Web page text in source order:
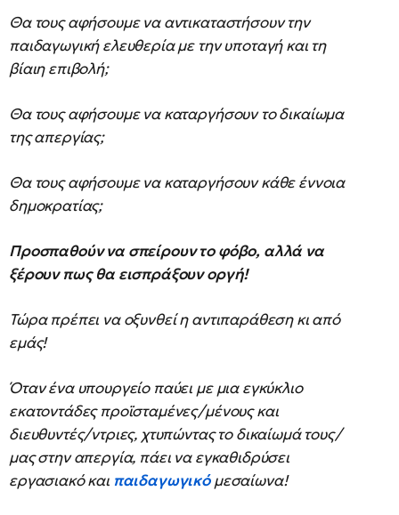
Θα τους αφήσουμε να αντικαταστήσουν την
παιδαγωγική ελευθερία με την υποταγή και τη
βίαιη επιβολή;
Θα τους αφήσουμε να καταργήσουν το δικαίωμα
της απεργίας;
Θα τους αφήσουμε να καταργήσουν κάθε έννοια
δημοκρατίας;
Προσπαθούν να σπείρουν το φόβο, αλλά να
ξέρουν πως θα εισπράξουν οργή!
Τώρα πρέπει να οξυνθεί η αντιπαράθεση κι από
εμάς!
Όταν ένα υπουργείο παύει με μια εγκύκλιο
εκατοντάδες προϊσταμένες/μένους και
διευθυντές/ντριες, χτυπώντας το δικαίωμά τους/
μας στην απεργία, πάει να εγκαθιδρύσει
εργασιακό και παιδαγωγικόμεσαίωνα!